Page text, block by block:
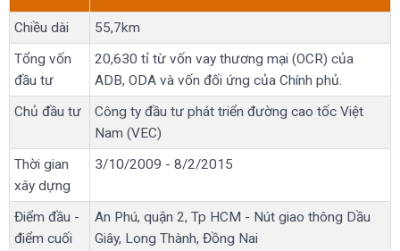
Chiều dài
55,7km
Tổng vốn
đầu tư
20,630 tỉ từ vốn vay thương mại (OCR) của
ADB, ODA và vốn đối ứng của Chính phủ.
Chủ đầu tư
Công ty đầu tư phát triển đường cao tốc Việt
Nam (VEC)
Thời gian
xây dựng
3/10/2009 - 8/2/2015
Điểm đầu -
điểm cuối
An Phú, quận 2, Tp HCM - Nút giao thông Dầu
Giây, Long Thành, Đồng Nai